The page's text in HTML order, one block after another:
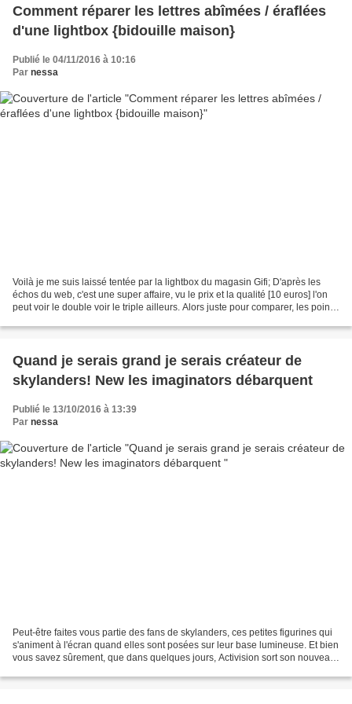
Comment réparer les lettres abîmées / éraflées
d'une lightbox {bidouille maison}
Publié le 04/11/2016 à 10:16
Par nessa
Voilà je me suis laissé tentée par la lightbox du magasin Gifi; D'après les
échos du web, c'est une super affaire, vu le prix et la qualité [10 euros] l'on
peut voir le double voir le triple ailleurs. Alors juste pour comparer, les points
Quand je serais grand je serais créateur de
skylanders! New les imaginators débarquent
Publié le 13/10/2016 à 13:39
Par nessa
Peut-être faites vous partie des fans de skylanders, ces petites figurines qui
s'animent à l'écran quand elles sont posées sur leur base lumineuse. Et bien
vous savez sûrement, que dans quelques jours, Activision sort son nouveau